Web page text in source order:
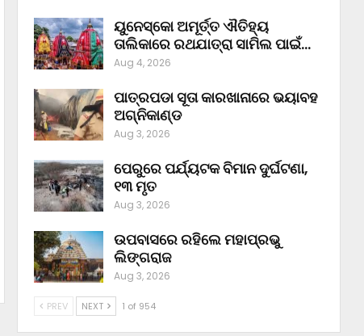
ୟୁନେସ୍କୋ ଅମୂର୍ତ୍ତ ଐତିହ୍ୟ
ତାଲିକାରେ ରଥଯାତ୍ରା ସାମିଲ ପାଇଁ…
Aug 4, 2026
ପାତ୍ରପଡା ସୂତା କାରଖାନାରେ ଭୟାବହ
ଅଗ୍ନିକାଣ୍ଡ
Aug 3, 2026
ପେରୁରେ ପର୍ଯ୍ୟଟକ ବିମାନ ଦୁର୍ଘଟଣା,
୧୩ ମୃତ
Aug 3, 2026
ଉପବାସରେ ରହିଲେ ମହାପ୍ରଭୁ
ଲିଙ୍ଗରାଜ
Aug 3, 2026
PREV NEXT 1 of 954